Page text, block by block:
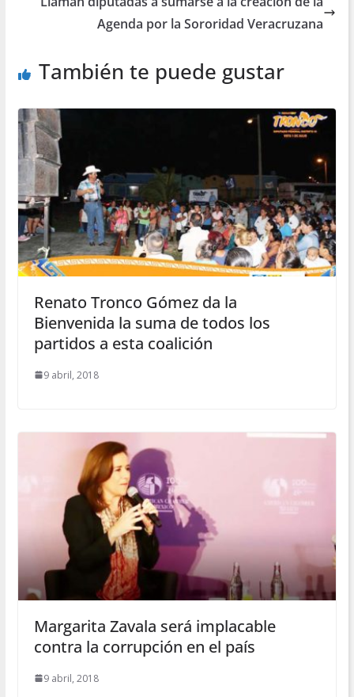
Agenda por la Sororidad Veracruzana
También te puede gustar
Renato Tronco Gómez da la
Bienvenida la suma de todos los
partidos a esta coalición
9 abril, 2018
Margarita Zavala será implacable
contra la corrupción en el país
9 abril, 2018